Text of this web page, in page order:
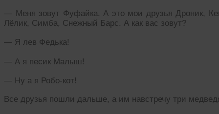
— Меня зовут Фуфайка. А это мои друзья Дроник,
Лёлик, Симба, Снежный Барс. А как вас зовут?
— Я лев Федька!
— А я песик Малыш!
— Ну а я Робо-кот!
Все друзья пошли дальше, а им навстречу три